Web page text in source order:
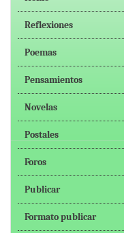
Reflexiones
Poemas
Pensamientos
Novelas
Postales
Foros
Publicar
Formato publicar